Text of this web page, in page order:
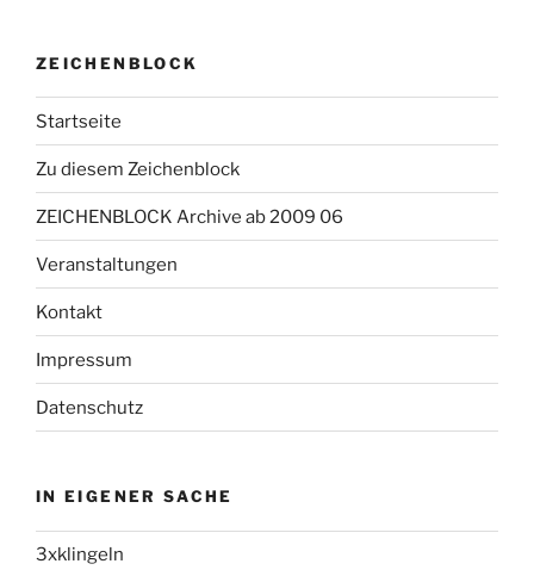
ZEICHENBLOCK
Startseite
Zu diesem Zeichenblock
ZEICHENBLOCK Archive ab 2009 06
Veranstaltungen
Kontakt
Impressum
Datenschutz
IN EIGENER SACHE
3xklingeln